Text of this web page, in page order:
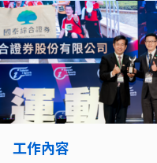
工作內容